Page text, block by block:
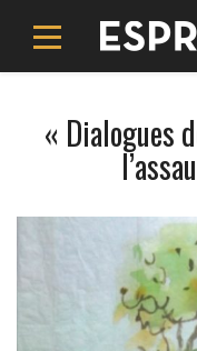
« Dialogues